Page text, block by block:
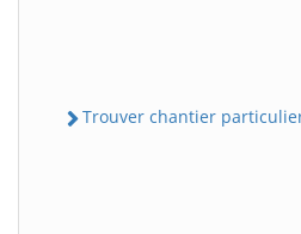
Trouver chantier